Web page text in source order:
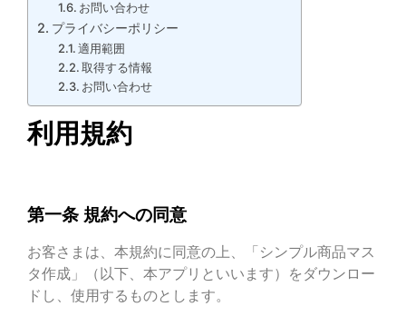
お問い合わせ
プライバシーポリシー
適用範囲
取得する情報
お問い合わせ
利用規約
第一条 規約への同意
お客さまは、本規約に同意の上、「シンプル商品マス
タ作成」（以下、本アプリといいます）をダウンロー
ドし、使用するものとします。